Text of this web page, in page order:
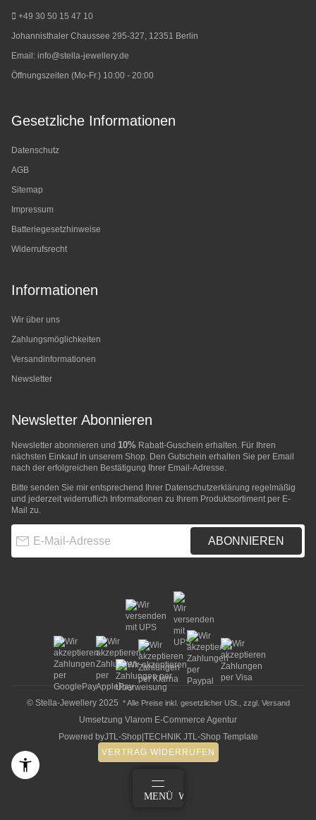
+49 30 50 15 47 10
Johannisthaler Chaussee 295-327, 12351 Berlin
Email: info@stella-jewellery.de
Öffnungszeiten (Mo-Fr.) 10:00 - 20:00
Gesetzliche Informationen
Datenschutz
AGB
Sitemap
Impressum
Batteriegesetzhinweise
Widerrufsrecht
Informationen
Wir über uns
Zahlungsmöglichkeiten
Versandinformationen
Newsletter
Newsletter Abonnieren
Newsletter abonnieren und 10% Rabatt-Guschein erhalten. Für Ihren
nächsten Einkauf in unserem Shop. Den Gutschein erhalten Sie per Email
nach der erfolgreichen Bestätigung Ihrer Email-Adresse.
Bitte senden Sie mir entsprechend Ihrer Datenschutzerklärung regelmäßig
und jederzeit widerruflich Informationen zu Ihrem Produktsortiment per E-
Mail zu.
ABONNIEREN
© Stella-Jewellery 2025 * Alle Preise inkl. gesetzlicher USt., zzgl. Versand
Umsetzung Vlarom E-Commerce Agentur
Powered byJTL-Shop TECHNIK JTL-Shop Template
VERTRAG WIDERRUFEN
MENÜ WARENKORB